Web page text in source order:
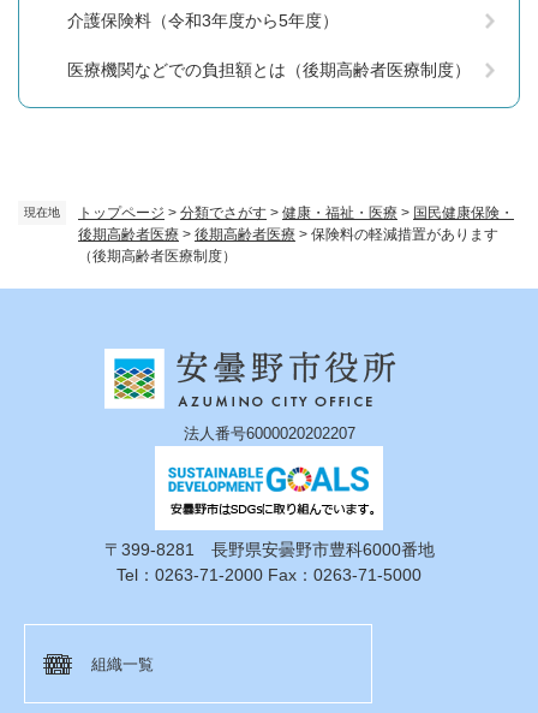
現在地 トップページ > 分類でさがす > 健康・福祉・医療 > 国民健康保険・
後期高齢者医療 > 後期高齢者医療 > 保険料の軽減措置があります
（後期高齢者医療制度）
介護保険料（令和3年度から5年度）
医療機関などでの負担額とは（後期高齢者医療制度）
法人番号6000020202207
〒399-8281 長野県安曇野市豊科6000番地
Tel：0263-71-2000 Fax：0263-71-5000
組織一覧